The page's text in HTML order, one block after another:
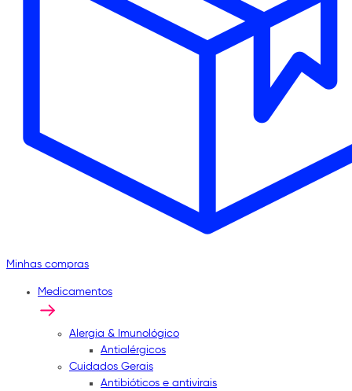
Minhas compras
Medicamentos
Alergia & Imunológico
Antialérgicos
Cuidados Gerais
Antibióticos e antivirais